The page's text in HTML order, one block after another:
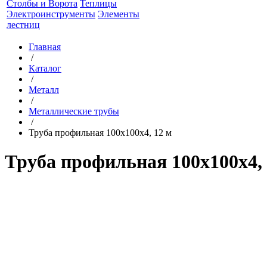
Столбы и Ворота Теплицы
Электроинструменты Элементы
лестниц
Главная
/
Каталог
/
Металл
/
Металлические трубы
/
Труба профильная 100x100x4, 12 м
Труба профильная